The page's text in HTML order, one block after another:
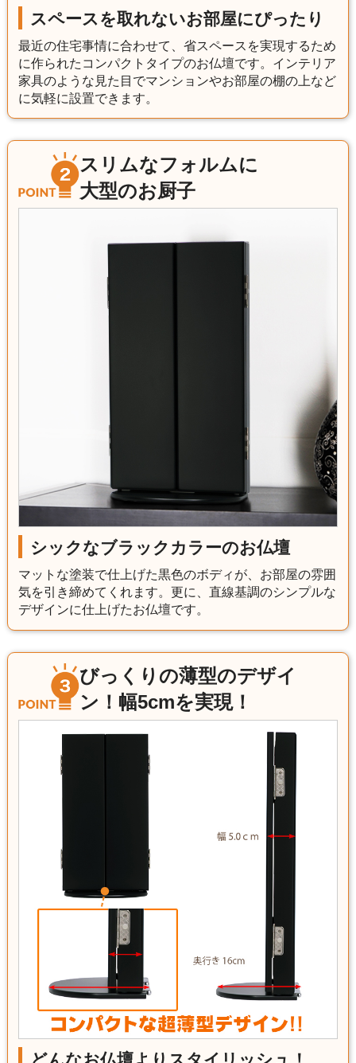
スペースを取れないお部屋にぴったり
最近の住宅事情に合わせて、省スペースを実現するため
に作られたコンパクトタイプのお仏壇です。インテリア
家具のような見た目でマンションやお部屋の棚の上など
に気軽に設置できます。
スリムなフォルムに
大型のお厨子
シックなブラックカラーのお仏壇
マットな塗装で仕上げた黒色のボディが、お部屋の雰囲
気を引き締めてくれます。更に、直線基調のシンプルな
デザインに仕上げたお仏壇です。
びっくりの薄型のデザイ
ン！幅5cmを実現！
どんなお仏壇よりスタイリッシュ！